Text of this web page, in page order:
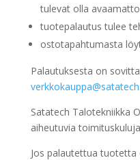
tulevat olla
tuotepalautus tulee
ostotapahtumasta
Palautuksesta on
Satatech Talotekniikka
aiheutuvia
Jos palautettua